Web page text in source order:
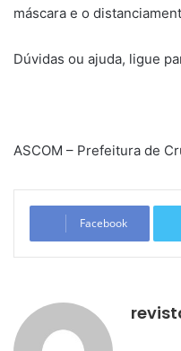
máscara e o
Dúvidas ou ajuda, ligue
ASCOM – Prefeitura de
Facebook